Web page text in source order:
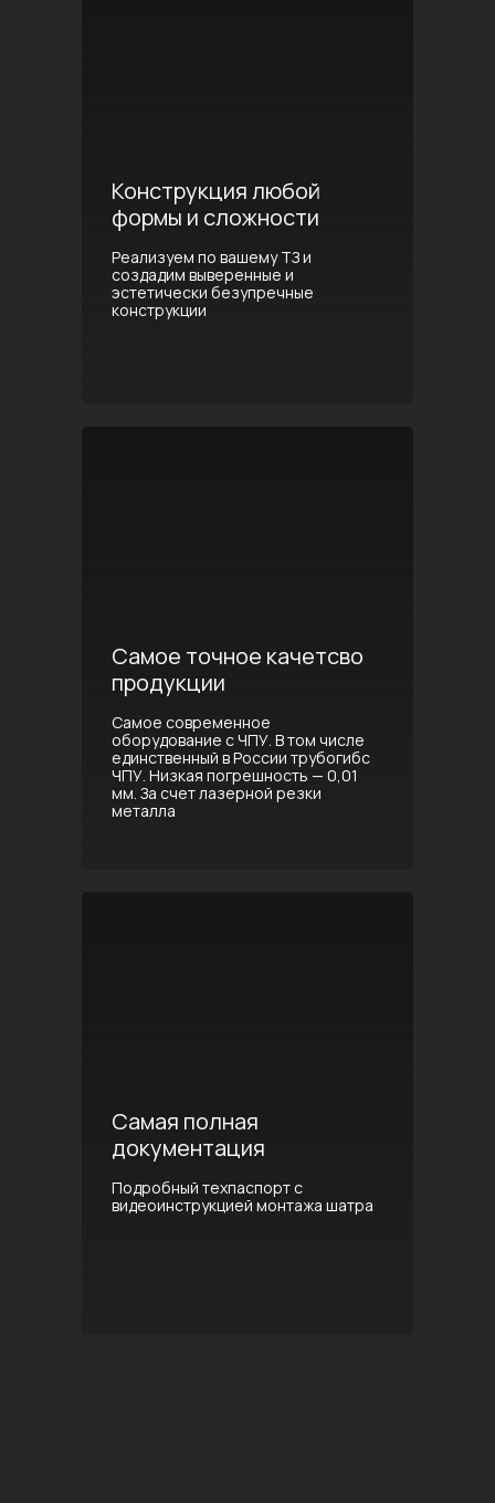
Конструкция любой
формы и сложности
Реализуем по вашему ТЗ и
создадим выверенные и
эстетически безупречные
конструкции
Самое точное качетсво
продукции
Самое современное
оборудование с ЧПУ. В том числе
единственный в России трубогибс
ЧПУ. Низкая погрешность — 0,01
мм. За счет лазерной резки
металла
Самая полная
документация
Подробный техпаспорт с
видеоинструкцией монтажа шатра